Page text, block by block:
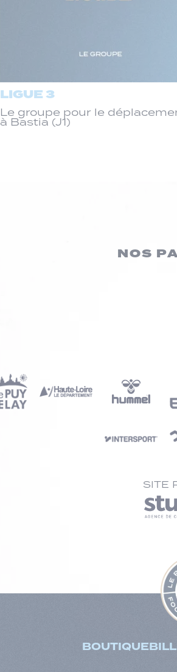
LIGUE 3
Le groupe pour le
à Bastia (J1)
NOS
SITE
BOUTIQUE